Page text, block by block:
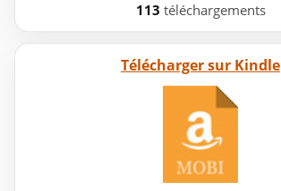
113 téléchargements
Télécharger sur Kindle